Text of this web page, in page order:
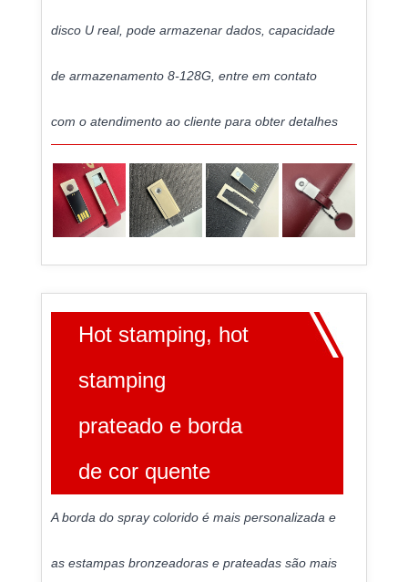
disco U real, pode armazenar dados, capacidade
de armazenamento 8-128G, entre em contato
com o atendimento ao cliente para obter detalhes
Hot stamping, hot
stamping
prateado e borda
de cor quente
A borda do spray colorido é mais personalizada e
as estampas bronzeadoras e prateadas são mais